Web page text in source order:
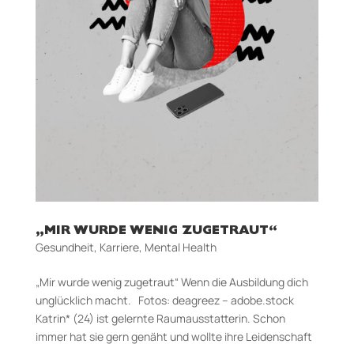
„MIR WURDE WENIG ZUGETRAUT“
Gesundheit, Karriere, Mental Health
„Mir wurde wenig zugetraut“ Wenn die Ausbildung dich
unglücklich macht. Fotos: deagreez – adobe.stock
Katrin* (24) ist gelernte Raumausstatterin. Schon
immer hat sie gern genäht und wollte ihre Leidenschaft